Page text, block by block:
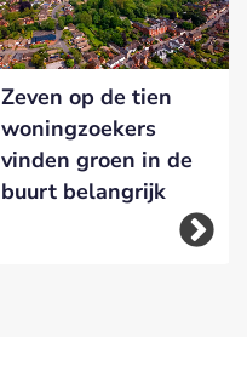
Zeven op de tien
woningzoekers
vinden groen in de
buurt belangrijk